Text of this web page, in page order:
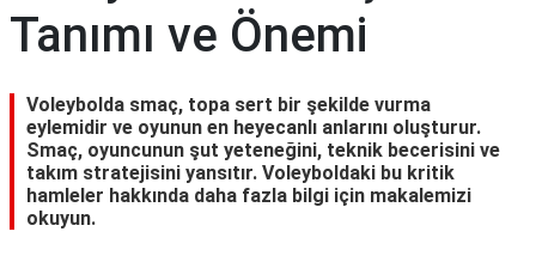
Tanımı ve Önemi
Voleybolda smaç, topa sert bir şekilde vurma
eylemidir ve oyunun en heyecanlı anlarını oluşturur.
Smaç, oyuncunun şut yeteneğini, teknik becerisini ve
takım stratejisini yansıtır. Voleyboldaki bu kritik
hamleler hakkında daha fazla bilgi için makalemizi
okuyun.